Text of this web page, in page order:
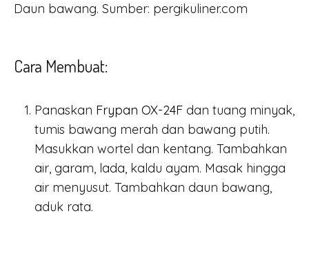
Daun bawang. Sumber: pergikuliner.com
Cara Membuat:
Panaskan Frypan OX-24F dan tuang minyak,
tumis bawang merah dan bawang putih.
Masukkan wortel dan kentang. Tambahkan
air, garam, lada, kaldu ayam. Masak hingga
air menyusut. Tambahkan daun bawang,
aduk rata.